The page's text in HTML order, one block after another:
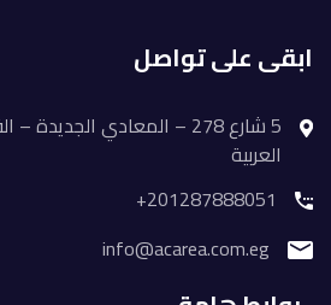
ابقى على تواصل
5 شارع 278 – المعادي
العربية
201287888051+
info@acarea.com.eg